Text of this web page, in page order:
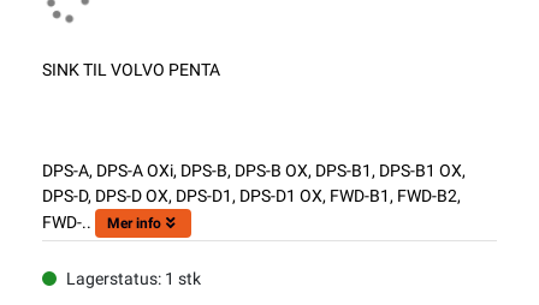
SINK TIL VOLVO PENTA
DPS-A, DPS-A OXi, DPS-B, DPS-B OX, DPS-B1, DPS-B1 OX,
DPS-D, DPS-D OX, DPS-D1, DPS-D1 OX, FWD-B1, FWD-B2,
FWD-..
Mer info
Lagerstatus: 1 stk